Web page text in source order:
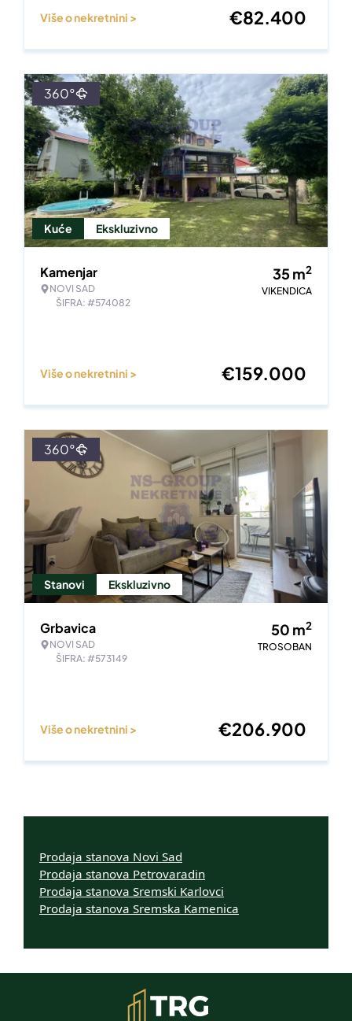
Više o nekretnini > €82.400
Kuće Ekskluzivno
360°
Kamenjar
NOVI SAD
ŠIFRA: #574082
35m2
VIKENDICA
Više o nekretnini > €159.000
Stanovi Ekskluzivno
360°
Grbavica
NOVI SAD
ŠIFRA: #573149
50 m2
TROSOBAN
Više o nekretnini > €206.900
Prodaja stanova Novi Sad
Prodaja stanova Petrovaradin
Prodaja stanova Sremski Karlovci
Prodaja stanova Sremska Kamenica